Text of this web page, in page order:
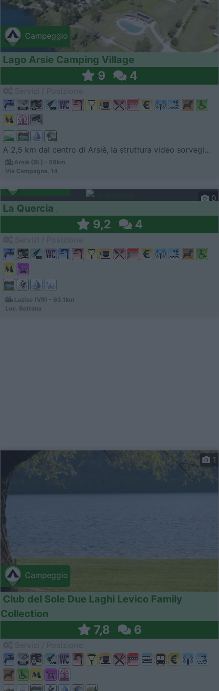
Campeggio
Lago Arsie Camping Village
9 4
A 2,5 km dal centro di Arsiè, la struttura video sorvegl...
Arsiè (BL) - 58km
Via Campagna, 14
0
La Quercia
9,2 4
Lazise (VR) - 63.1km
Loc. Bottona
Campeggio
1
Club del Sole Due Laghi Levico Family
Collection
7,8 6